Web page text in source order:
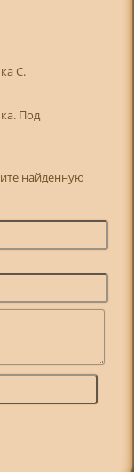
С.
Под
найденную